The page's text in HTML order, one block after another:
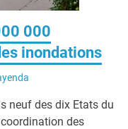
000
inondations
neuf des dix Etats du
des